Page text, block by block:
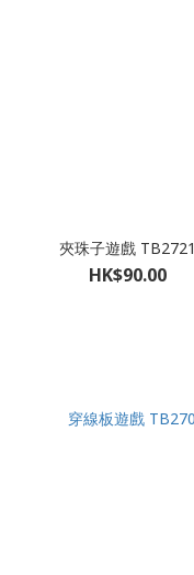
夾珠子遊戲 TB2721
HK$90.00